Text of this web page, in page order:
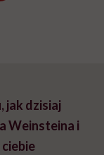
jak dzisiaj
Weinsteina i